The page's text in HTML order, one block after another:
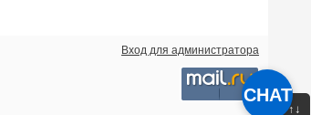
↑↓
CHAT
Вход для администратора